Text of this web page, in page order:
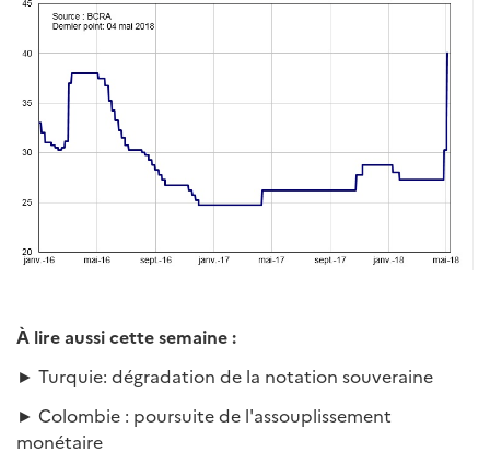
À lire aussi cette semaine :
► Turquie: dégradation de la notation souveraine
► Colombie : poursuite de l'assouplissement
monétaire